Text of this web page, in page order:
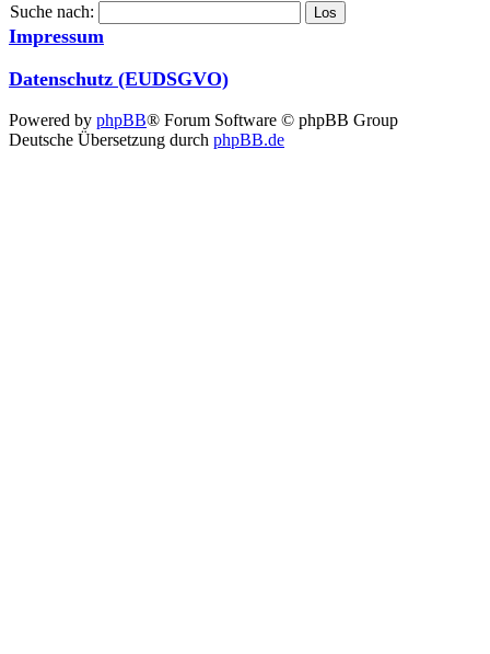
Suche nach:
Impressum
Datenschutz (EUDSGVO)
Powered by phpBB® Forum Software © phpBB Group
Deutsche Übersetzung durch phpBB.de